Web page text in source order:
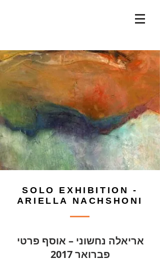
SOLO EXHIBITION -
ARIELLA NACHSHONI
אריאלה נחשוני – אוסף פרטי
פברואר 2017